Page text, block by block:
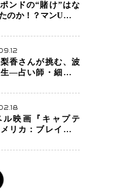
ンドの“賭け”はな
のか！？マンU、サ
をフリー放出
補強戦略の転換点
香さんが挑む、波
―占い師・細木数
で実写化
ル映画『キャプテ
リカ：ブレイブ・
ワールド』 新ブラ
ィドウ役のシラ・